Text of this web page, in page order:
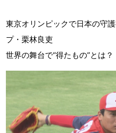
東京オリンピックで日本の守
プ・栗林良吏
世界の舞台で“得たもの”とは？